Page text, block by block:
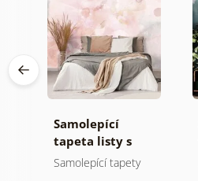
Samolepící
tapeta listy s
pastelovým
Samolepící tapety